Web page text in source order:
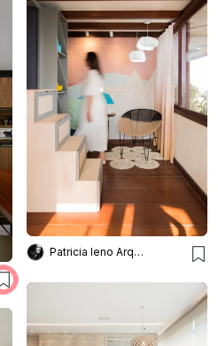
Patricia Ieno Arquietura & Interiores